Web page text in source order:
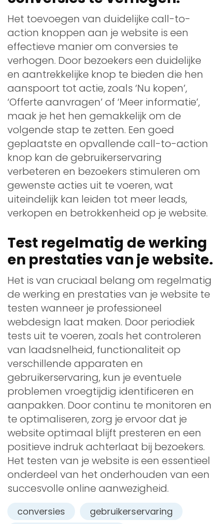
Het toevoegen van duidelijke call-to-
action knoppen aan je website is een
effectieve manier om conversies te
verhogen. Door bezoekers een duidelijke
en aantrekkelijke knop te bieden die hen
aanspoort tot actie, zoals ‘Nu kopen’,
‘Offerte aanvragen’ of ‘Meer informatie’,
maak je het hen gemakkelijk om de
volgende stap te zetten. Een goed
geplaatste en opvallende call-to-action
knop kan de gebruikerservaring
verbeteren en bezoekers stimuleren om
gewenste acties uit te voeren, wat
uiteindelijk kan leiden tot meer leads,
verkopen en betrokkenheid op je website.
Test regelmatig de werking
en prestaties van je website.
Het is van cruciaal belang om regelmatig
de werking en prestaties van je website te
testen wanneer je professioneel
webdesign laat maken. Door periodiek
tests uit te voeren, zoals het controleren
van laadsnelheid, functionaliteit op
verschillende apparaten en
gebruikerservaring, kun je eventuele
problemen vroegtijdig identificeren en
aanpakken. Door continu te monitoren en
te optimaliseren, zorg je ervoor dat je
website optimaal blijft presteren en een
positieve indruk achterlaat bij bezoekers.
Het testen van je website is een essentieel
onderdeel van het onderhouden van een
succesvolle online aanwezigheid.
conversies
gebruikerservaring